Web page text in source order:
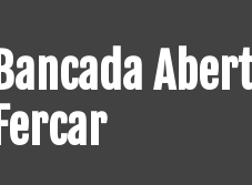
Bancada
Fercar